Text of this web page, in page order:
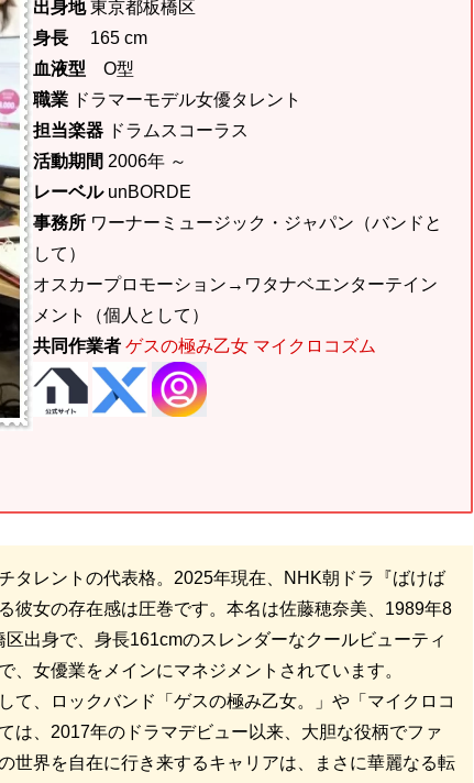
出身地東京都板橋区
身長 165 cm
血液型 O型
職業 ドラマーモデル女優タレント
担当楽器 ドラムスコーラス
活動期間 2006年 ～
レーベルunBORDE
事務所 ワーナーミュージック・ジャパン（バンドと
して）
オスカープロモーション→ワタナベエンターテイン
メント（個人として）
共同作業者 ゲスの極み乙女 マイクロコズム
レントの代表格。2025年現在、NHK朝ドラ『ばけば
彼女の存在感は圧巻です。本名は佐藤穂奈美、1989年8
出身で、身長161cmのスレンダーなクールビューティ
女優業をメインにマネジメントされています。
て、ロックバンド「ゲスの極み乙女。」や「マイクロコ
は、2017年のドラマデビュー以来、大胆な役柄でファ
世界を自在に行き来するキャリアは、まさに華麗なる転